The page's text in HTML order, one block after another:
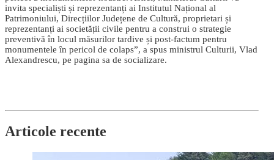
invita specialiști și reprezentanți ai Institutul Național al
Patrimoniului, Direcțiilor Județene de Cultură, proprietari și
reprezentanți ai societății civile pentru a construi o strategie
preventivă în locul măsurilor tardive și post-factum pentru
monumentele în pericol de colaps”, a spus ministrul Culturii, Vlad
Alexandrescu, pe pagina sa de socializare.
Articole recente